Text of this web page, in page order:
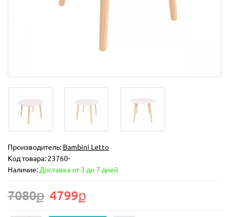
Производитель: Bambini Letto
Код товара: 23760-
Наличие: Доставка от 3 до 7 дней
7080ք 4799ք